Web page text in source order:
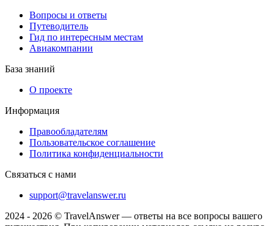
Вопросы и ответы
Путеводитель
Гид по интересным местам
Авиакомпании
База знаний
О проекте
Информация
Правообладателям
Пользовательское соглашение
Политика конфиденциальности
Связаться с нами
support@travelanswer.ru
2024 - 2026 © TravelAnswer — ответы на все вопросы вашего